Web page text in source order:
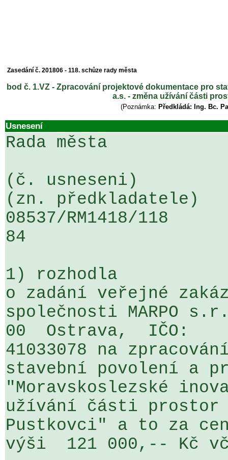
Zasedání č. 201806 - 118. schůze rady města
bod č. 1.VZ - Zpracování projektové dokumentace pro
a.s. - změna užívání části
(Poznámka: Předkládá: Ing. Bc.
Usnesení
Rada města
(č. usneseni)
(zn. předkladatele)
08537/RM1418/
84
1) rozhodla
o zadání veřejné
společnosti MARPO
00  Ostrava,  IČO:
41033078 na
stavební povolení a
"Moravskoslezské
užívání části prostor
Pustkovci" a to za
výši  121 000,-- Kč